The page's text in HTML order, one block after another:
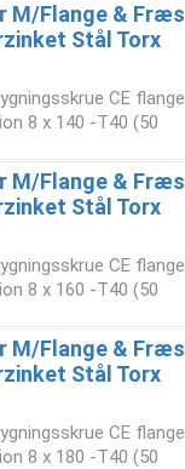
Flange & Fræs
Stål Torx
CE flange
8 x 140 -T40 (50
Flange & Fræs
Stål Torx
CE flange
8 x 160 -T40 (50
Flange & Fræs
Stål Torx
CE flange
8 x 180 -T40 (50